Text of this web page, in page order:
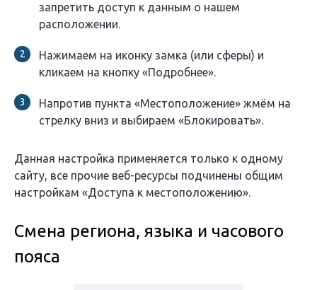
запретить доступ к данным о нашем
расположении.
Нажимаем на иконку замка (или сферы) и
кликаем на кнопку «Подробнее».
Напротив пункта «Местоположение» жмём на
стрелку вниз и выбираем «Блокировать».
Данная настройка применяется только к одному
сайту, все прочие веб-ресурсы подчинены общим
настройкам «Доступа к местоположению».
Смена региона, языка и часового
пояса